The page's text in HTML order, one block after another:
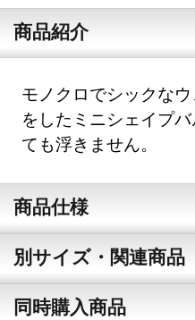
商品紹介
モノクロでシックな
をしたミニシェイプ
ても浮きません。
商品仕様
別サイズ・関連商品
同時購入商品